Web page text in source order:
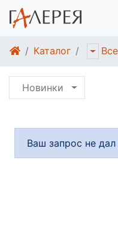
Каталог
Новинки
Ваш запрос не дал